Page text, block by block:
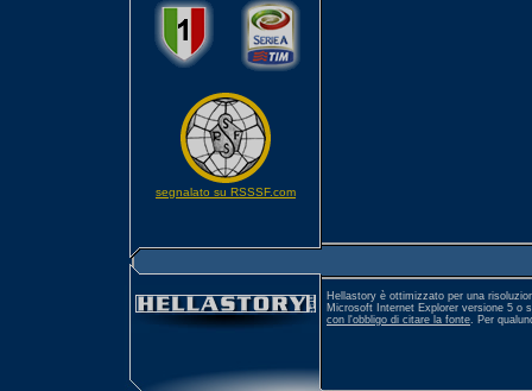
segnalato su RSSSF.com
Hellastory è ottimizzato per una
Microsoft Internet Explorer versione 5 o
con l'obbligo di citare la fonte. Per